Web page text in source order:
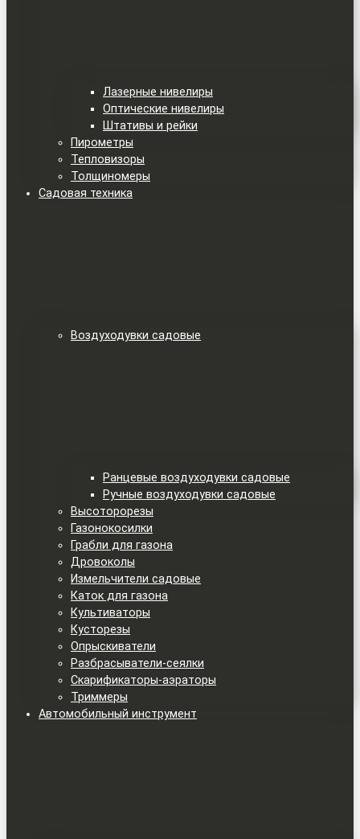
Лазерные нивелиры
Оптические нивелиры
Штативы и рейки
Пирометры
Тепловизоры
Толщиномеры
Садовая техника
Воздуходувки садовые
Ранцевые воздуходувки садовые
Ручные воздуходувки садовые
Высоторорезы
Газонокосилки
Грабли для газона
Дровоколы
Измельчители садовые
Каток для газона
Культиваторы
Кусторезы
Опрыскиватели
Разбрасыватели-сеялки
Скарификаторы-аэраторы
Триммеры
Автомобильный инструмент